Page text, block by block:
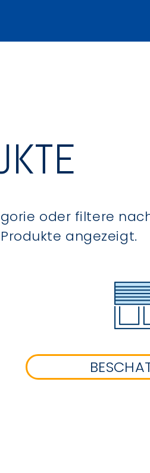
oder filtere
angezeigt.